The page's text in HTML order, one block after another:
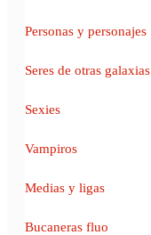
Personas y personajes
Seres de otras galaxias
Sexies
Vampiros
Medias y ligas
Bucaneras fluo